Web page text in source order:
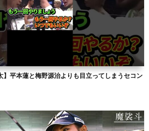
】平本蓮と梅野源治よりも目立ってしまうセコン